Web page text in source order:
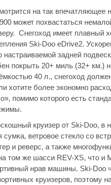
на так впечатляющее
может похвастаться
Снегоход имеет плавный
Ski-Doo eDrive2.
настраиваемой задней
покрыть 20+ миль (32+ км.)
40 л., снегоход
хотите более экономно
помимо которого есть
круизер от Ski-Doo, в
сумка, ветровое стекло со
и реверс, а также
том же шасси REV-XS, что и
нрав машины. Ski-Doo
круизеров, поэтому